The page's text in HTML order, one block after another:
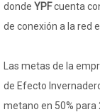
donde YPFcuenta
de conexión a la red
Las metas de la
de Efecto
metano en 50% para